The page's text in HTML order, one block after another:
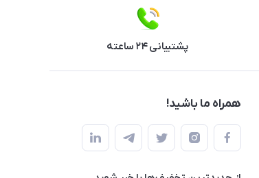
پشتیبانی ۲۴ ساعته
همراه ما باشید!